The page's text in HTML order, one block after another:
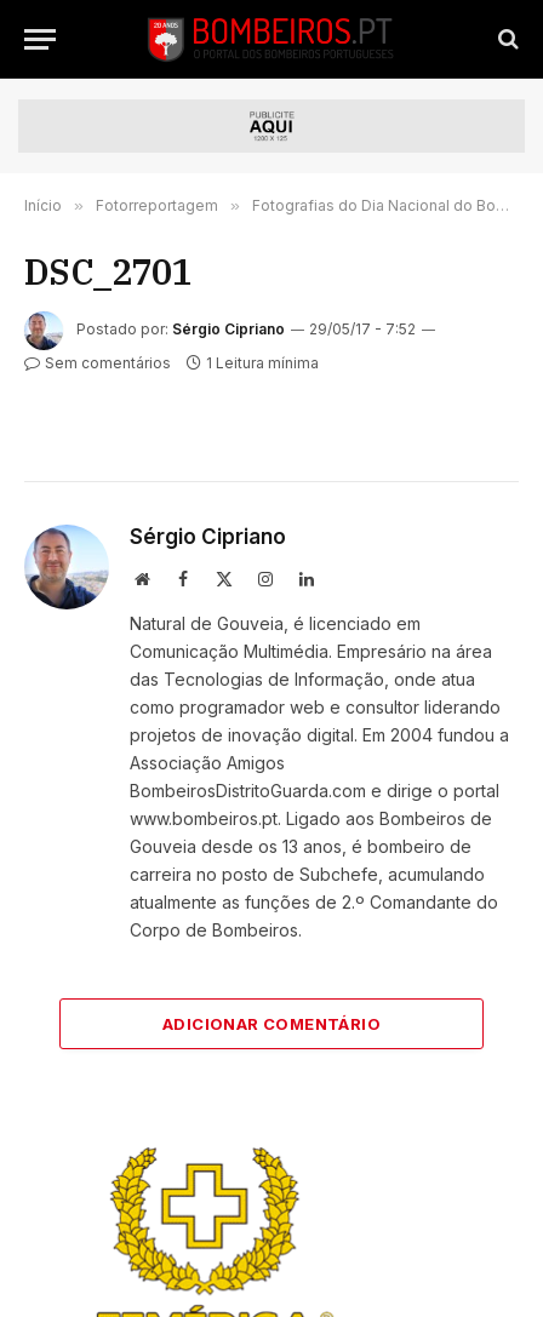
Início » Fotorreportagem » Fotografias do Dia Nacional do Bombeiro Português
DSC_2701
Postado por: Sérgio Cipriano
29/05/17 - 7:52
Sem comentários
1 Leitura mínima
Sérgio Cipriano
WebsiteFacebook InstagramLinkedIn
Natural de Gouveia, é licenciado em
Comunicação Multimédia. Empresário na área
das Tecnologias de Informação, onde atua
como programador web e consultor liderando
projetos de inovação digital. Em 2004 fundou a
Associação Amigos
BombeirosDistritoGuarda.com e dirige o portal
www.bombeiros.pt. Ligado aos Bombeiros de
Gouveia desde os 13 anos, é bombeiro de
carreira no posto de Subchefe, acumulando
atualmente as funções de 2.º Comandante do
Corpo de Bombeiros.
ADICIONAR COMENTÁRIO